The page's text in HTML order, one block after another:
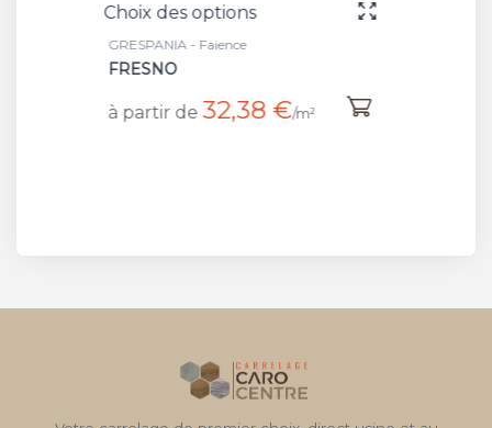
Choix des options
GRESPANIA - Faience
ROBLE
à partir de 32,38 € /m²